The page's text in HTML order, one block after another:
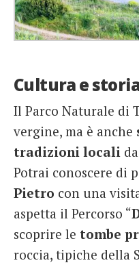
Cultura e
Il Parco Naturale di
vergine, ma è anche
tradizioni locali
Potrai conoscere di
Pietro con una
aspetta il Percorso “
scoprire le tombe
roccia, tipiche della